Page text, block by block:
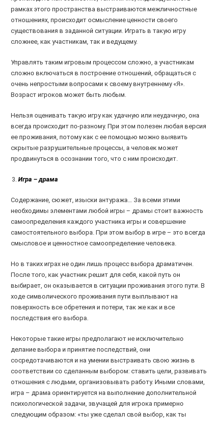
рамках этого пространства выстраиваются межличностные
отношениях, происходит осмысление ценности своего
существования в заданной ситуации. Играть в такую игру
сложнее, как участникам, так и ведущему.
Управлять таким игровым процессом сложно, а участникам
сложно включаться в построение отношений, обращаться с
очень непростыми вопросами к своему внутреннему «Я».
Возраст игроков может быть любым.
Нельзя оценивать такую игру как удачную или неудачную, она
всегда происходит по-разному. При этом полезен любая версия
ее проживания, потому как с ее помощью можно выявить
скрытые разрушительные процессы, а человек может
продвинуться в осознании того, что с ним происходит.
Игра – драма
Содержание, сюжет, изыски антуража… За всеми этими
необходимы элементами любой игры – драмы стоит важность
самоопределения каждого участника игры и совершение
самостоятельного выбора. При этом выбор в игре – это всегда
смысловое и ценностное самоопределение человека.
Но в таких играх не один лишь процесс выбора драматичен.
После того, как участник решит для себя, какой путь он
выбирает, он оказывается в ситуации проживания этого пути. В
ходе символического проживания пути выплывают на
поверхность все обретения и потери, так же как и все
последствия его выбора.
Некоторые такие игры предполагают не исключительно
делание выбора и принятие последствий, они
сосредотачиваются и на умении выстраивать свою жизнь в
соответствии со сделанным выбором: ставить цели, развивать
отношения с людьми, организовывать работу. Иными словами,
игра – драма ориентируется на выполнение дополнительной
психологической задачи, звучащей для игрока примерно
следующим образом: «ты уже сделал свой выбор, как ты